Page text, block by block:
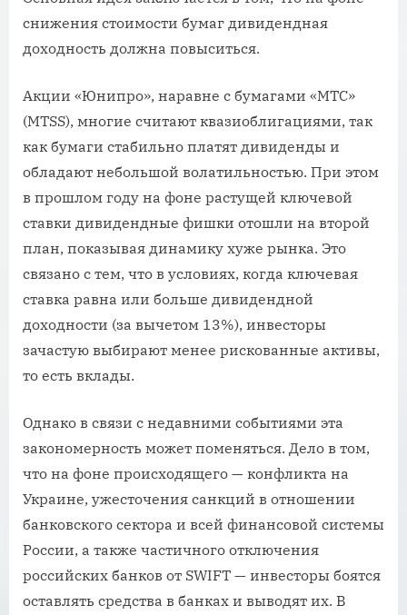
снижения стоимости бумаг дивидендная
доходность должна повыситься.
Акции «Юнипро», наравне с бумагами «МТС»
(MTSS), многие считают квазиоблигациями, так
как бумаги стабильно платят дивиденды и
обладают небольшой волатильностью. При этом
в прошлом году на фоне растущей ключевой
ставки дивидендные фишки отошли на второй
план, показывая динамику хуже рынка. Это
связано с тем, что в условиях, когда ключевая
ставка равна или больше дивидендной
доходности (за вычетом 13%), инвесторы
зачастую выбирают менее рискованные активы,
то есть вклады.
Однако в связи с недавними событиями эта
закономерность может поменяться. Дело в том,
что на фоне происходящего — конфликта на
Украине, ужесточения санкций в отношении
банковского сектора и всей финансовой системы
России, а также частичного отключения
российских банков от SWIFT — инвесторы боятся
оставлять средства в банках и выводят их. В